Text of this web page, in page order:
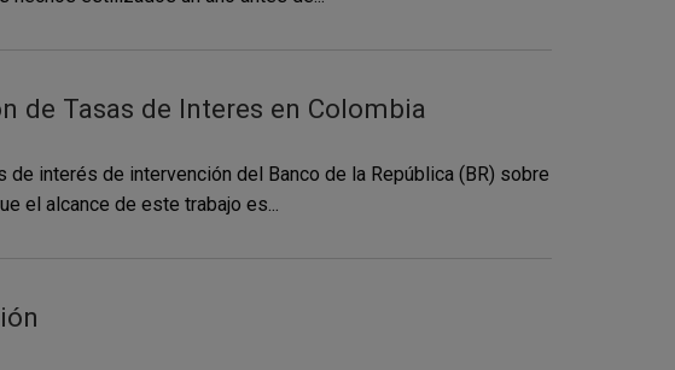
de Tasas de Interes en Colombia
interés de intervención del Banco de la República (BR) sobre
el alcance de este trabajo es...